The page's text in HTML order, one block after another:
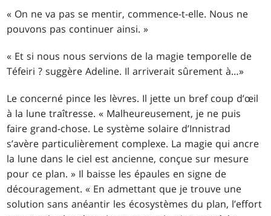
« On ne va pas se mentir, commence-t-elle. Nous ne
pouvons pas continuer ainsi. »
« Et si nous nous servions de la magie temporelle de
Téfeiri ? suggère Adeline. Il arriverait sûrement à…»
Le concerné pince les lèvres. Il jette un bref coup d’œil
à la lune traîtresse. « Malheureusement, je ne puis
faire grand-chose. Le système solaire d’Innistrad
s’avère particulièrement complexe. La magie qui ancre
la lune dans le ciel est ancienne, conçue sur mesure
pour ce plan. » Il baisse les épaules en signe de
découragement. « En admettant que je trouve une
solution sans anéantir les écosystèmes du plan, l’effort